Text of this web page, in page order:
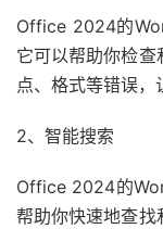
Office 2024的
它可以帮助你检
点、格式等错误，
2、智能搜索
Office 2024的
帮助你快速地查找